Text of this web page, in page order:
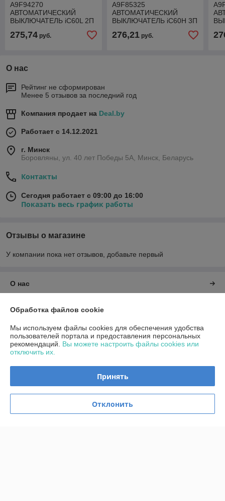
A9F94270
АВТОМАТИЧЕСКИЙ
ВЫКЛЮЧАТЕЛЬ iC60L 2П
275,74 руб.
A9F85325
АВТОМАТИЧЕСКИЙ
ВЫКЛЮЧАТЕЛЬ iC60H 3П
276,21руб.
О нас
Рейтинг не сформирован
Менее 5 отзывов за последний год
Компания продает на Deal.by
Работает с 14.12.2021
г. Минск
Боровляны, ул. 40 лет Победы 5A, Минск, Беларусь
Контакты
Сегодня работает с 09:00 до 16:00
Показать весь график работы
Отзывы о магазине
У компании пока нет отзывов, добавьте первый
О нас
Контакты
Доставка и оплата
График работы
Политика обработки cookies
Обработка файлов cookie
Мы используем файлы cookies для обеспечения удобства
пользователей портала и предоставления персональных
рекомендаций. Вы можете настроить файлы cookies или
отключить их.
Принять
Отклонить